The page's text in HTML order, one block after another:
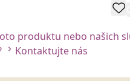
produktu nebo našich
Kontaktujte nás